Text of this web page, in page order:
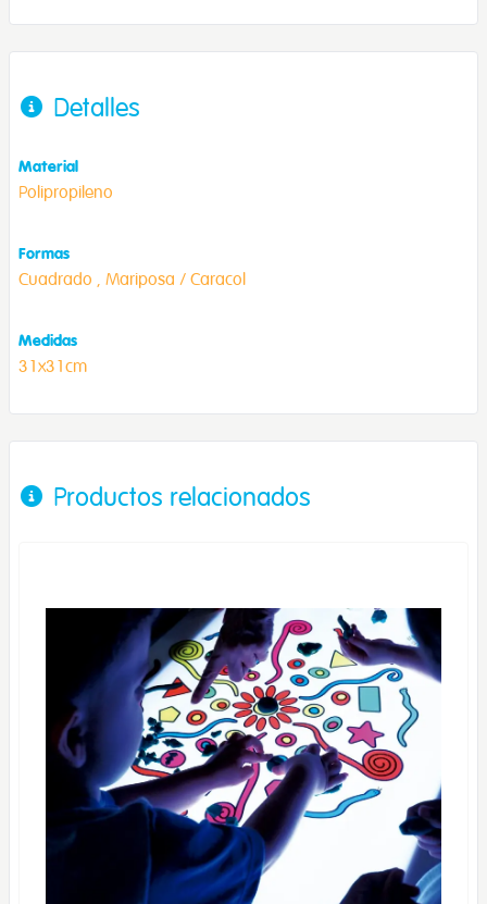
Detalles
Material
Polipropileno
Formas
Cuadrado , Mariposa / Caracol
Medidas
31x31cm
Productos relacionados